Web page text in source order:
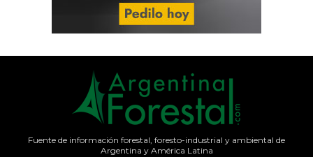
Fuente de información forestal, foresto-industrial y ambiental de
Argentina y América Latina